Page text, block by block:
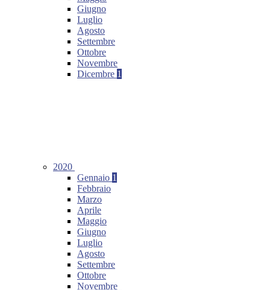
Giugno
Luglio
Agosto
Settembre
Ottobre
Novembre
Dicembre 1
2020
Gennaio 1
Febbraio
Marzo
Aprile
Maggio
Giugno
Luglio
Agosto
Settembre
Ottobre
Novembre